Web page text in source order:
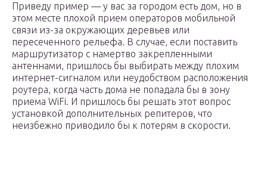
Приведу пример — у вас за городом есть дом, но в
этом месте плохой прием операторов мобильной
связи из-за окружающих деревьев или
пересеченного рельефа. В случае, если поставить
маршрутизатор с намертво закрепленными
антеннами, пришлось бы выбирать между плохим
интернет-сигналом или неудобством расположения
роутера, когда часть дома не попадала бы в зону
приема WiFi. И пришлось бы решать этот вопрос
установкой дополнительных репитеров, что
неизбежно приводило бы к потерям в скорости.